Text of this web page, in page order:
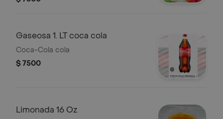
Gaseosa 1. LT coca cola
Coca-Cola cola
$ 7500
Limonada 16 Oz